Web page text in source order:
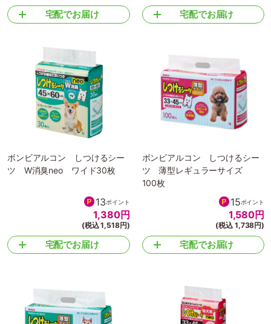
宅配でお届け 宅配でお届け
ボンビアルコン しつけるシー
ツ W消臭neo ワイド30枚
13ポイント
1,380円
(税込 1,518円)
宅配でお届け
ボンビアルコン しつけるシー
ツ 薄型レギュラーサイズ
100枚
15ポイント
1,580円
(税込 1,738円)
宅配でお届け